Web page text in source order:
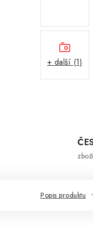
+ další (1)
Popis produktu